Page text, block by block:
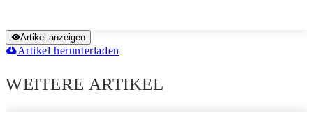
Artikel anzeigen
Artikel herunterladen
WEITERE ARTIKEL